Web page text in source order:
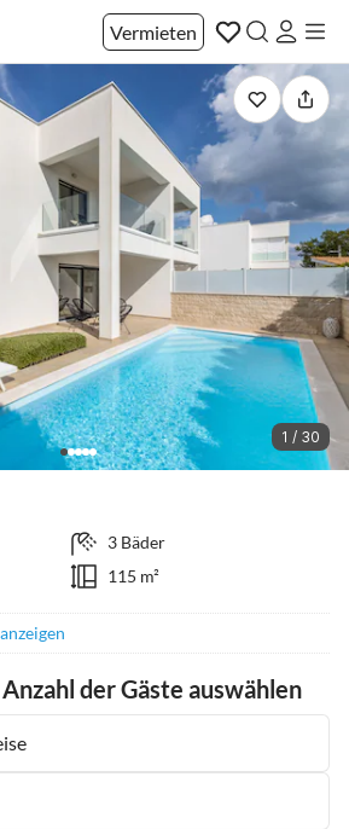
Vermieten
1 / 30
3 Bäder
115 m²
der Gäste auswählen